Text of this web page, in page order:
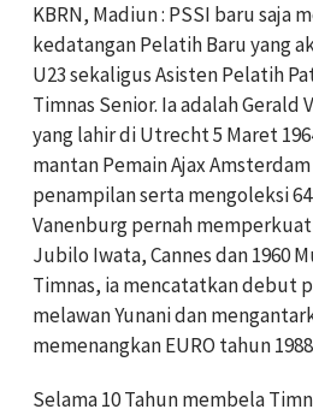
KBRN, Madiun : PSSI baru saja
kedatangan Pelatih Baru yang
U23 sekaligus Asisten Pelatih
Timnas Senior. Ia adalah
yang lahir di Utrecht 5 Maret
mantan Pemain Ajax
penampilan serta mengoleksi 64
Vanenburg pernah memperkuat
Jubilo Iwata, Cannes dan 1960
Timnas, ia mencatatkan debut
melawan Yunani dan
memenangkan EURO tahun
Selama 10 Tahun membela